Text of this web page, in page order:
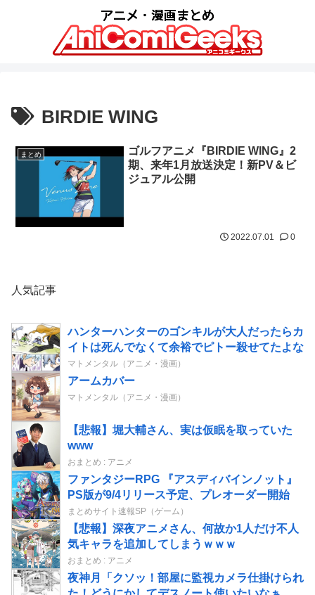
BIRDIE WING
まとめ
ゴルフアニメ『BIRDIE WING』2
期、来年1月放送決定！新PV＆ビ
ジュアル公開
2022.07.01 0
人気記事
ハンターハンターのゴンキルが大人だったらカ
イトは死んでなくて余裕でピトー殺せてたよな
マトメンタル（アニメ・漫画）
アームカバー
マトメンタル（アニメ・漫画）
【悲報】堀大輔さん、実は仮眠を取っていた
www
おまとめ : アニメ
ファンタジーRPG 『アスディバインノット』
PS版が9/4リリース予定、プレオーダー開始
まとめサイト速報SP（ゲーム）
【悲報】深夜アニメさん、何故か1人だけ不人
気キャラを追加してしまうｗｗｗ
おまとめ : アニメ
夜神月「クソッ！部屋に監視カメラ仕掛けられ